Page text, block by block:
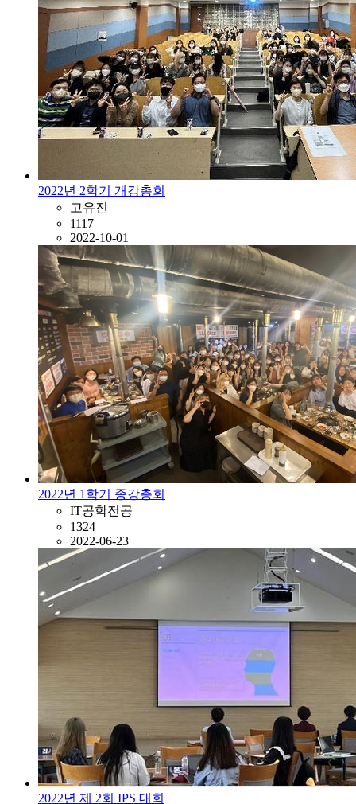
2022년 2학기 개강총회
고유진
1117
2022-10-01
2022년 1학기 종강총회
IT공학전공
1324
2022-06-23
2022년 제 2회 IPS 대회